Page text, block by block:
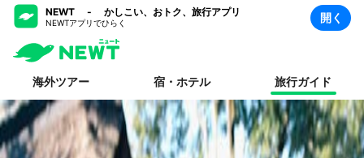
NEWT - かしこい、おトク、旅行アプリ
NEWTアプリでひらく 開く
海外ツアー 宿・ホテル 旅行ガイド